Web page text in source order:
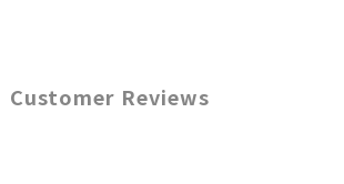
Customer Reviews